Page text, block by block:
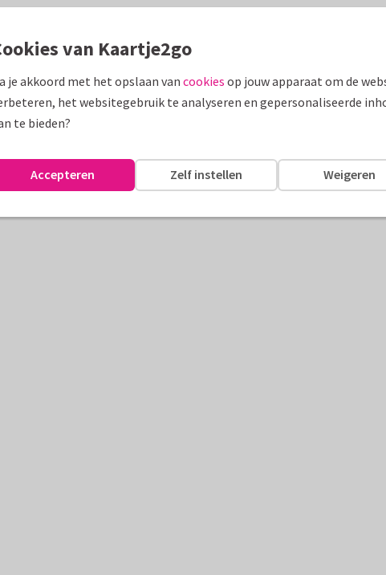
van Kaartje2go
je akkoord met het opslaan vancookies op jouw apparaat om de
het websitegebruik te analyseren en gepersonaliseerde
te bieden?
Weigeren
Zelf instellen
Accepteren